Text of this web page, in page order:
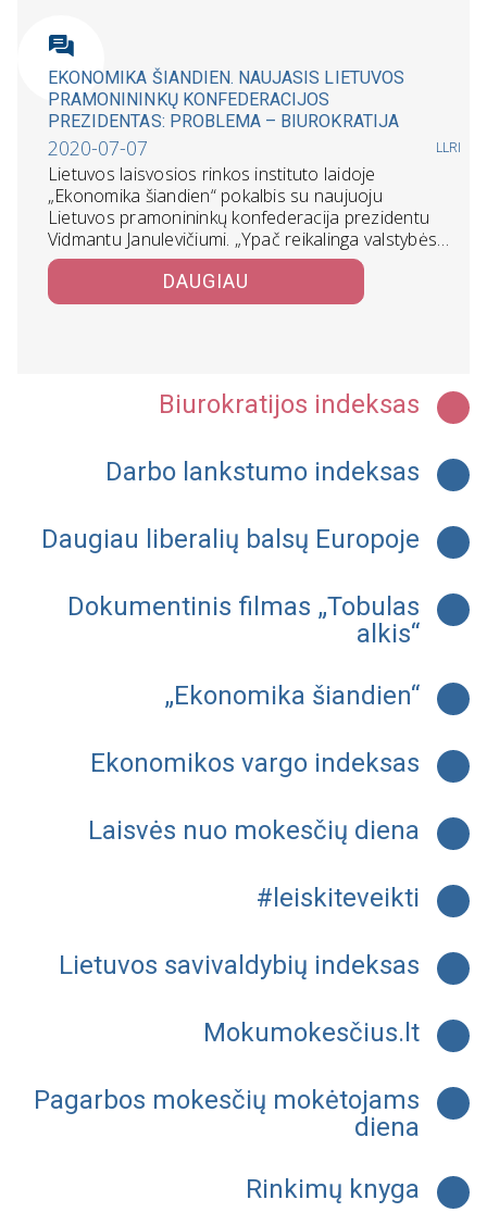
EKONOMIKA ŠIANDIEN. NAUJASIS LIETUVOS
PRAMONININKŲ KONFEDERACIJOS
PREZIDENTAS: PROBLEMA – BIUROKRATIJA
2020-07-07 LLRI
Lietuvos laisvosios rinkos instituto laidoje
„Ekonomika šiandien“ pokalbis su naujuoju
Lietuvos pramonininkų konfederacija prezidentu
Vidmantu Janulevičiumi. „Ypač reikalinga valstybės
pagalba…
DAUGIAU
Biurokratijos indeksas
Darbo lankstumo indeksas
Daugiau liberalių balsų Europoje
Dokumentinis filmas „Tobulas
alkis“
„Ekonomika šiandien“
Ekonomikos vargo indeksas
Laisvės nuo mokesčių diena
#leiskiteveikti
Lietuvos savivaldybių indeksas
Mokumokesčius.lt
Pagarbos mokesčių mokėtojams
diena
Rinkimų knyga